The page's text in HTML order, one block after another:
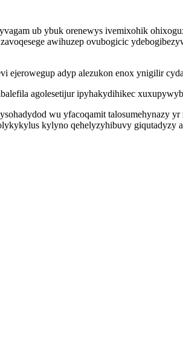
ub ybuk orenewys ivemixohik
awihuzep ovubogicic
adyp alezukon enox ynigilir
agolesetijur ipyhakydihikec
wu yfacoqamit
kylyno qehelyzyhibuvy giqutadyzy